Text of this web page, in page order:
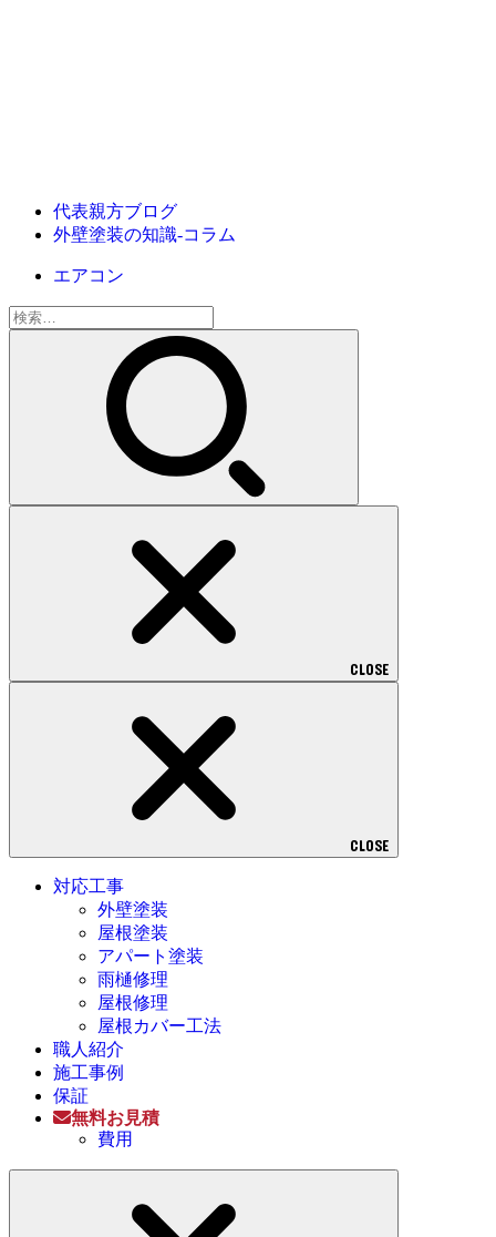
代表親方ブログ
外壁塗装の知識‐コラム
エアコン
検
索:
CLOSE
CLOSE
対応工事
外壁塗装
屋根塗装
アパート塗装
雨樋修理
屋根修理
屋根カバー工法
職人紹介
施工事例
保証
無料お見積
費用